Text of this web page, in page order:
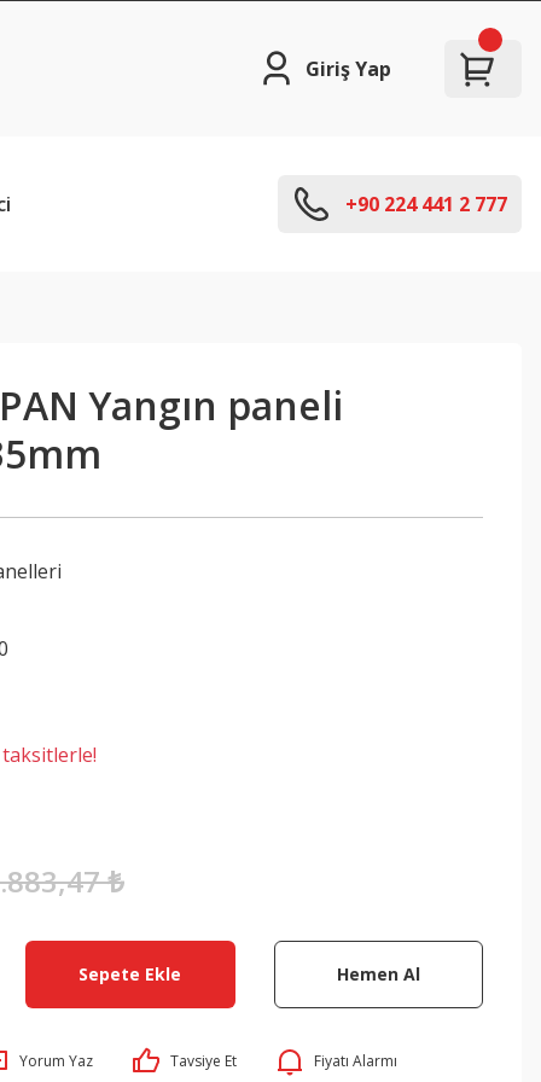
Giriş Yap
+90 224 441 2 777
Yangın paneli
₺
Sepete Ekle Hemen Al
Yorum Yaz Tavsiye Et Fiyatı Alarmı